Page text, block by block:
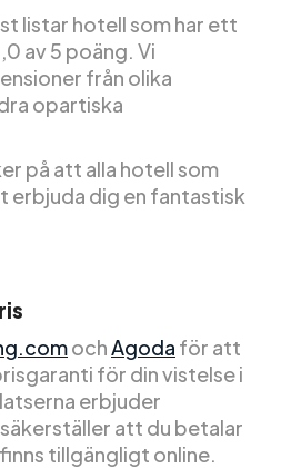
listar hotell som har ett
av 5 poäng. Vi
från olika
opartiska
på att alla hotell som
erbjuda dig en fantastisk
ochAgoda för att
för din vistelse i
erbjuder
att du betalar
tillgängligt online.